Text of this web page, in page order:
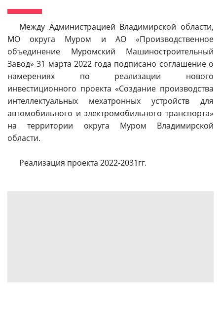
Между Администрацией Владимирской области,
МО округа Муром и АО «Производственное
объединение Муромский Машиностроительный
Завод» 31 марта 2022 года подписано соглашение о
намерениях по реализации нового
инвестиционного проекта «Создание производства
интеллектуальных мехатронных устройств для
автомобильного и электромобильного транспорта»
на территории округа Муром Владимирской
области.
Реализация проекта 2022-2031гг.